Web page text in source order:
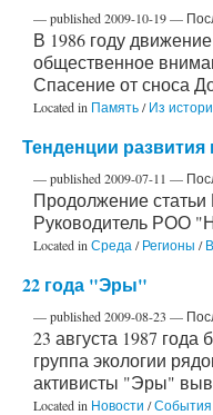
—published2009-10-19—
В 1986 году
общественное
Спасение от сноса
Located in Память/Из
Тенденции развития
—published2009-07-11 —
Продолжение
Руководитель РОО
Located in Среда /Регионы /
22 года "Эры"
—published2009-08-23 —
23 августа 1987
группа экологии
активисты "Эры"
Located in Новости /События